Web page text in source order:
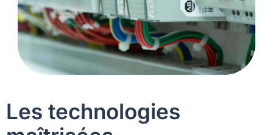
Les technologies